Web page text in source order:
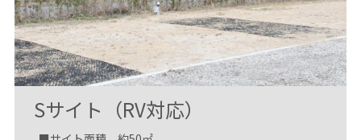
Sサイト（RV対応）